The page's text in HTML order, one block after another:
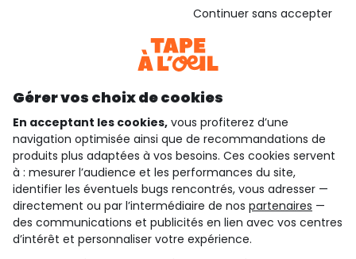
Consulter les CGU
qui sommes-nous ?
besoin d'aide ?
le club fidélité
notre catalogue
Gérer vos choix de cookies
En acceptant les cookies, vous profiterez d’une
navigation optimisée ainsi que de recommandations de
produits plus adaptées à vos besoins. Ces cookies servent
à : mesurer l’audience et les performances du site,
identifier les éventuels bugs rencontrés, vous adresser —
directement ou par l’intermédiaire de nos partenaires —
des communications et publicités en lien avec vos centres
d’intérêt et personnaliser votre expérience.
Continuer sans accepter